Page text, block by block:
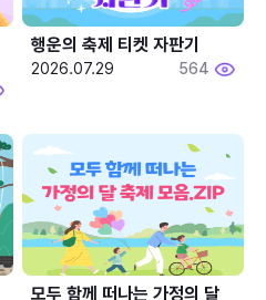
행운의 축제 티켓 자판기
2026.07.29 564
모두 함께 떠나는 가정의 달